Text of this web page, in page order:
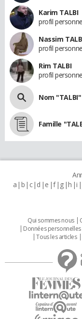
Karim TALBI
profil
Nassim
profil
Rim TALBI
profil
Nom "TALBI"
Famille
a b c d e f g h i
Qui sommes nous
Données personnelles
Tous les articles